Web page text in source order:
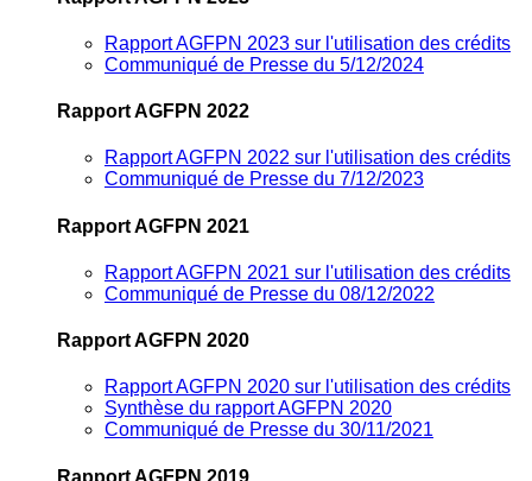
Rapport AGFPN 2023 sur l'utilisation des crédits
Communiqué de Presse du 5/12/2024
Rapport AGFPN 2022
Rapport AGFPN 2022 sur l'utilisation des crédits
Communiqué de Presse du 7/12/2023
Rapport AGFPN 2021
Rapport AGFPN 2021 sur l'utilisation des crédits
Communiqué de Presse du 08/12/2022
Rapport AGFPN 2020
Rapport AGFPN 2020 sur l'utilisation des crédits
Synthèse du rapport AGFPN 2020
Communiqué de Presse du 30/11/2021
Rapport AGFPN 2019